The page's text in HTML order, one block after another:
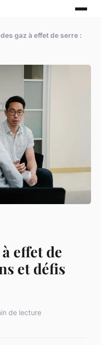
gaz à effet de serre :
effet de
et défis
de lecture